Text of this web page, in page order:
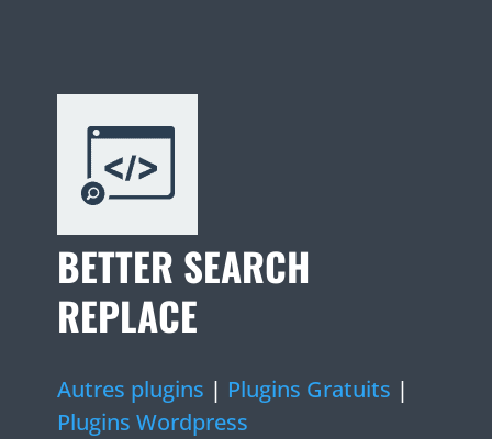
BETTER SEARCH
REPLACE
Autres plugins | Plugins Gratuits |
Plugins Wordpress